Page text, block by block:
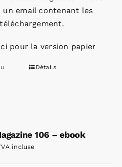
un email contenant les
pour la version papier
Détails
106 – ebook
incluse